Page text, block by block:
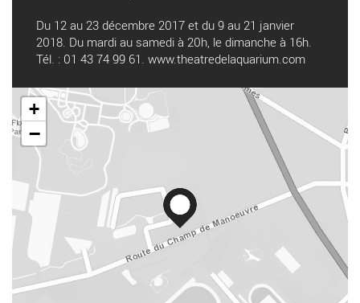
Du 12 au 23 décembre 2017 et du 9 au 21 janvier
2018. Du mardi au samedi à 20h, le dimanche à 16h.
Tél. : 01 43 74 99 61. www.theatredelaquarium.com
+
−